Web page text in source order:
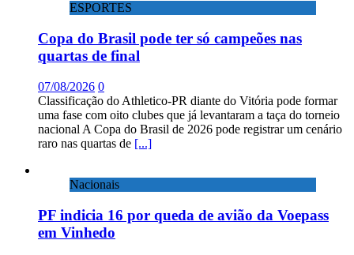
ESPORTES
Copa do Brasil pode ter só campeões nas
quartas de final
07/08/2026 0
Classificação do Athletico-PR diante do Vitória pode formar
uma fase com oito clubes que já levantaram a taça do torneio
nacional A Copa do Brasil de 2026 pode registrar um cenário
raro nas quartas de [...]
Nacionais
PF indicia 16 por queda de avião da Voepass
em Vinhedo